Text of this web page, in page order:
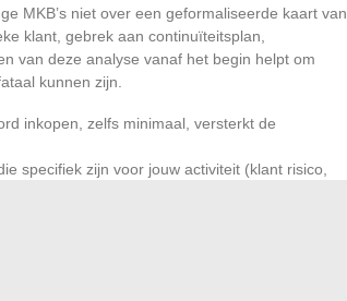
MKB’s niet over een geformaliseerde kaart van
klant, gebrek aan continuïteitsplan,
van deze analyse vanaf het begin helpt om
kunnen zijn.
inkopen, zelfs minimaal, versterkt de
specifiek zijn voor jouw activiteit (klant risico,